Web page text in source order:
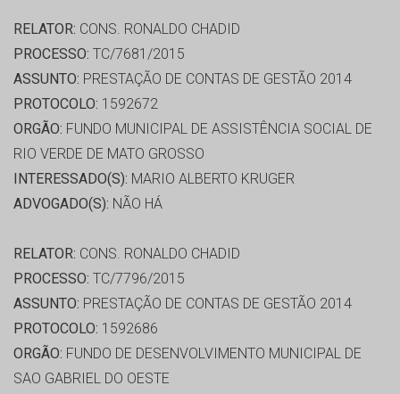
RELATOR: CONS. RONALDO CHADID
PROCESSO: TC/7681/2015
ASSUNTO: PRESTAÇÃO DE CONTAS DE GESTÃO 2014
PROTOCOLO: 1592672
ORGÃO: FUNDO MUNICIPAL DE ASSISTÊNCIA SOCIAL DE
RIO VERDE DE MATO GROSSO
INTERESSADO(S): MARIO ALBERTO KRUGER
ADVOGADO(S): NÃO HÁ
RELATOR: CONS. RONALDO CHADID
PROCESSO: TC/7796/2015
ASSUNTO: PRESTAÇÃO DE CONTAS DE GESTÃO 2014
PROTOCOLO: 1592686
ORGÃO: FUNDO DE DESENVOLVIMENTO MUNICIPAL DE
SAO GABRIEL DO OESTE